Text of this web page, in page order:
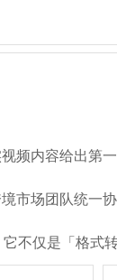
频内容给出第
市场团队统一
不仅是「格式